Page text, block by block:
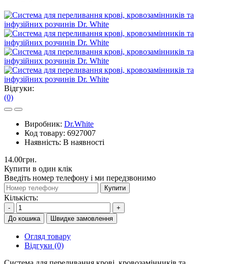
Відгуки:
(0)
Виробник: Dr.White
Код товару: 6927007
Наявність: В наявності
14.00грн.
Купити в один клік
Введіть номер телефону і ми передзвонимо
Купити
Кількість:
-
+
До кошика
Швидке замовлення
Огляд товару
Відгуки (0)